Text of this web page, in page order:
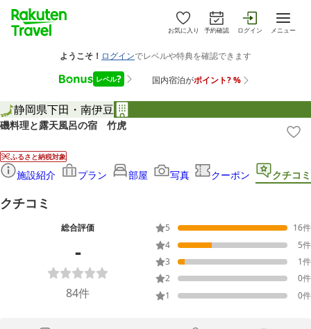
お気に入り 予約確認 ログイン メニュー
静岡県下田・南伊豆
磯料理と露天風呂の宿 竹虎
ふるさと納税対象
施設紹介 プラン 部屋 写真 クーポン クチコミ
クチコミ
総合評価
-
84件
5 16件
4
5件
3
1件
2
0件
1
0件